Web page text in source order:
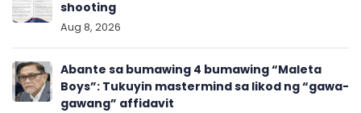
shooting
Aug 8, 2026
Abante sa bumawing 4 bumawing “Maleta
Boys”: Tukuyin mastermind sa likod ng “gawa-
gawang” affidavit